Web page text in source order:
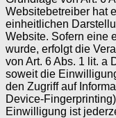
Websitebetreiber hat
einheitlichen
Website. Sofern eine
wurde, erfolgt die
von Art. 6 Abs. 1 lit. a
soweit die
den Zugriff auf
Device-
Einwilligung ist